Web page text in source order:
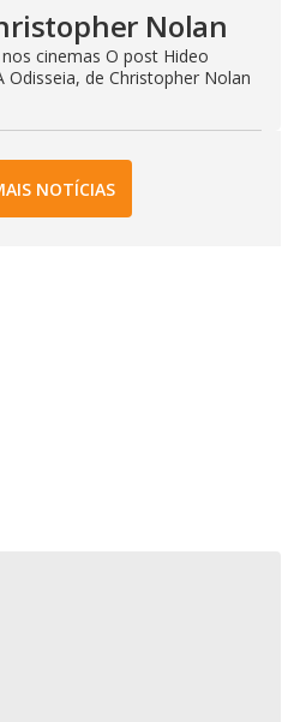
Nolan
cinemas O post Hideo
Odisseia, de Christopher Nolan
NOTÍCIAS